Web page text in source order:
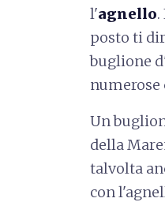
l'agnello
posto ti
buglione
numerose
Un
della
talvolta
con